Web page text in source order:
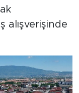
alışverişinde